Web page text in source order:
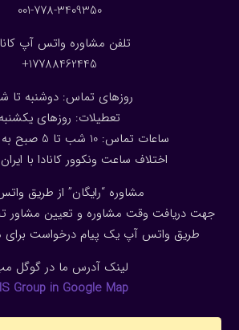
001-778-3409350
تلفن مشاوره واتس آپ
17788462445+
روزهای تماس: دوشنبه تا
تعطیلات: روزهای یکشنبه
ساعات تماس: 10 شب تا 5 صبح به وقت ایران
اختلاف ساعت ونکوور کانادا با ایران:
مشاوره “رایگان” از طریق
جهت دریافت وقت مشاوره و تعیین مشاور
طریق واتس آپ یک پیام درخواست برای
لینک آدرس ما در گوگل
Group in Google Map